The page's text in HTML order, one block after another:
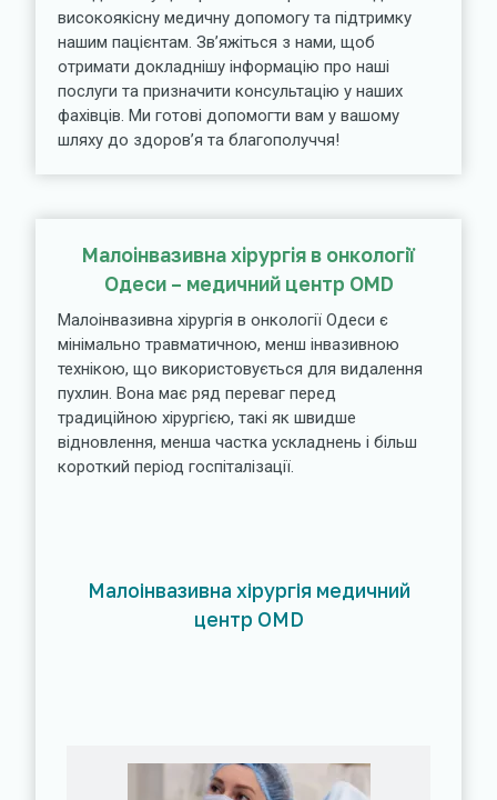
високоякісну медичну допомогу та підтримку
нашим пацієнтам. Зв’яжіться з нами, щоб
отримати докладнішу інформацію про наші
послуги та призначити консультацію у наших
фахівців. Ми готові допомогти вам у вашому
шляху до здоров’я та благополуччя!
Малоінвазивна хірургія в онкології
Одеси – медичний центр OMD
Малоінвазивна хірургія в онкології Одеси є
мінімально травматичною, менш інвазивною
технікою, що використовується для видалення
пухлин. Вона має ряд переваг перед
традиційною хірургією, такі як швидше
відновлення, менша частка ускладнень і більш
короткий період госпіталізації.
Малоінвазивна хірургія медичний
центр OMD